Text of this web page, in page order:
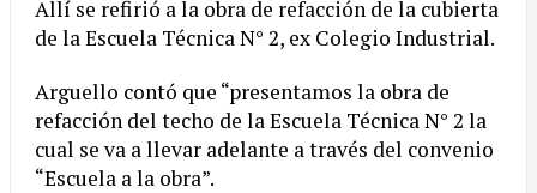
Allí se refirió a la obra de refacción de la cubierta
de la Escuela Técnica N° 2, ex Colegio Industrial.
Arguello contó que “presentamos la obra de
refacción del techo de la Escuela Técnica N° 2 la
cual se va a llevar adelante a través del convenio
“Escuela a la obra”.